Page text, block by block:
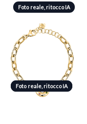
Foto reale, ritocco IA
Foto reale, ritocco IA
Foto reale, ritocco IA